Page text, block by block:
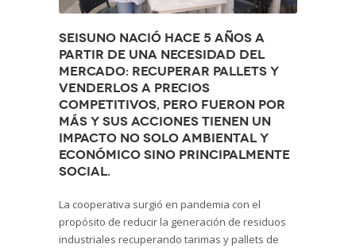
SeisUno nació hace 5 años a
partir de una necesidad del
mercado: recuperar pallets y
venderlos a precios
competitivos, pero fueron por
más y sus acciones tienen un
impacto no solo ambiental y
económico sino principalmente
social.
La cooperativa surgió en pandemia con el
propósito de reducir la generación de residuos
industriales recuperando tarimas y pallets de